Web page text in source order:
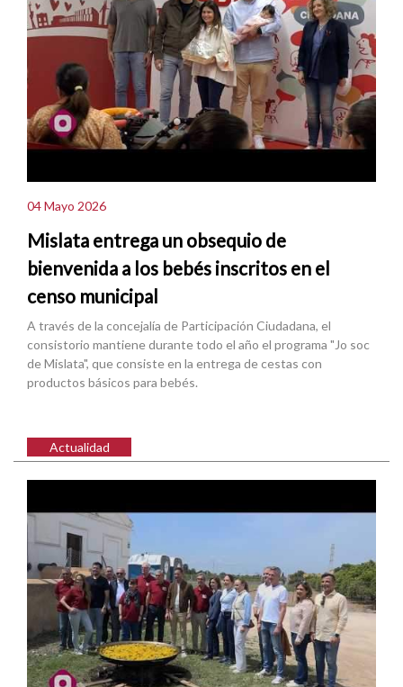
04 Mayo 2026
Mislata entrega un obsequio de
bienvenida a los bebés inscritos en el
censo municipal
A través de la concejalía de Participación Ciudadana, el
consistorio mantiene durante todo el año el programa "Jo soc
de Mislata", que consiste en la entrega de cestas con
productos básicos para bebés.
Actualidad